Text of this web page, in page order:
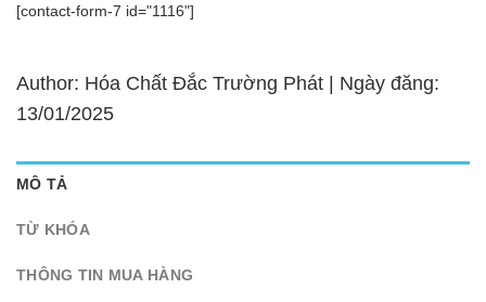
[contact-form-7 id="1116"]
Author: Hóa Chất Đắc Trường Phát | Ngày đăng:
13/01/2025
MÔ TẢ
TỪ KHÓA
THÔNG TIN MUA HÀNG